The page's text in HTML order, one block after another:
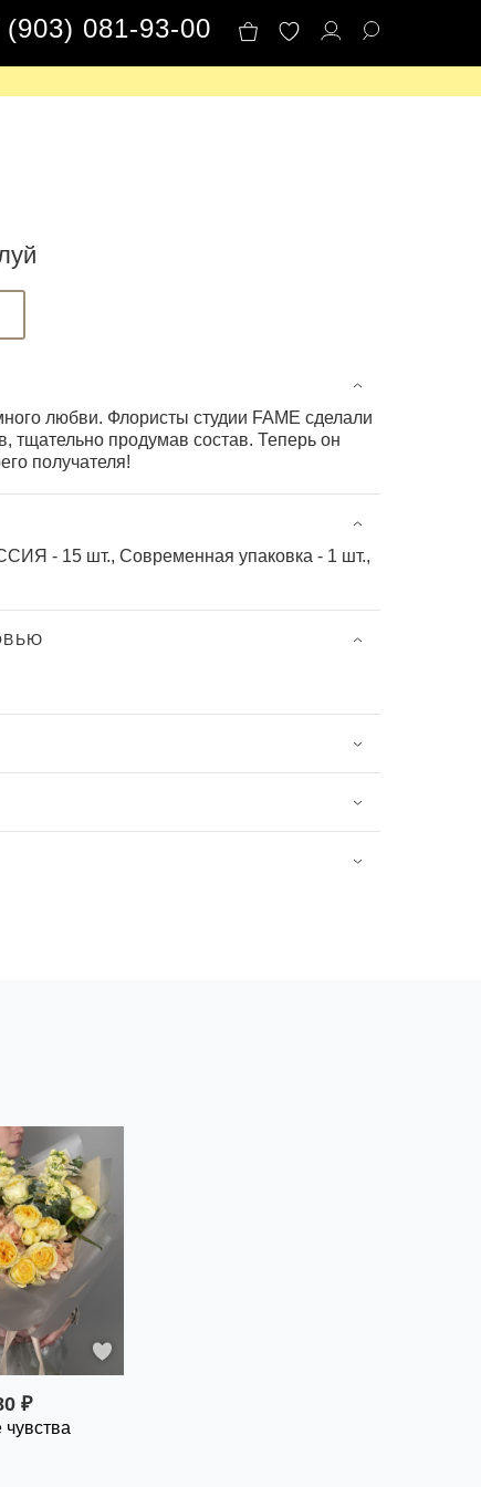
(903) 081-93-00
любви. Флористы студии FAME сделали
тщательно продумав состав. Теперь он
получателя!
- 15 шт., Современная упаковка - 1 шт.,
₽
чувства